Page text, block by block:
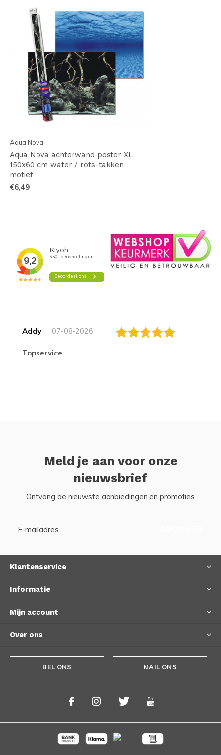
Aqua Nova
Aqua Nova achterwand poster XL
150x60 cm water / rots-takken
motief
€6,49
Addy 07-08-2026
topservice
Meld je aan voor onze
nieuwsbrief
Ontvang de nieuwste aanbiedingen en promoties
Klantenservice
Informatie
Mijn account
Over ons
BEL ONS MAIL ONS